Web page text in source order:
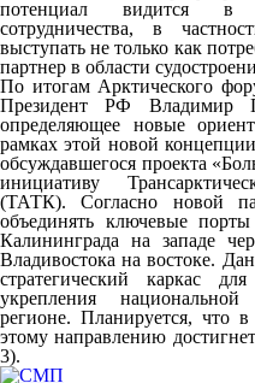
потенциал видится в
сотрудничества, в
выступать не только как
партнер в области
По итогам Арктического
Президент РФ Владимир
определяющее новые
рамках этой новой
обсуждавшегося проекта
инициативу
(ТАТК). Согласно новой
объединять ключевые
Калининграда на западе
Владивостока на востоке.
стратегический каркас
укрепления
регионе. Планируется, что
этому направлению
3).